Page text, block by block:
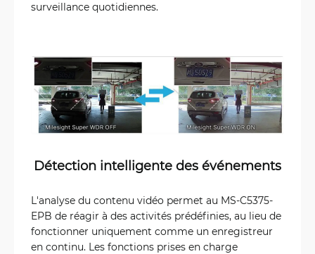
surveillance quotidiennes.
Détection intelligente des événements
L'analyse du contenu vidéo permet au MS-C5375-
EPB de réagir à des activités prédéfinies, au lieu de
fonctionner uniquement comme un enregistreur
en continu. Les fonctions prises en charge